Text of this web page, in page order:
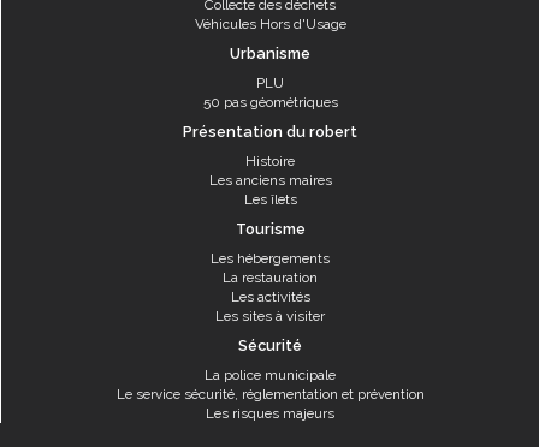
Collecte des déchets
Véhicules Hors d'Usage
Urbanisme
PLU
50 pas géométriques
Présentation du robert
Histoire
Les anciens maires
Les îlets
Tourisme
Les hébergements
La restauration
Les activités
Les sites à visiter
Sécurité
La police municipale
Le service sécurité, réglementation et prévention
Les risques majeurs